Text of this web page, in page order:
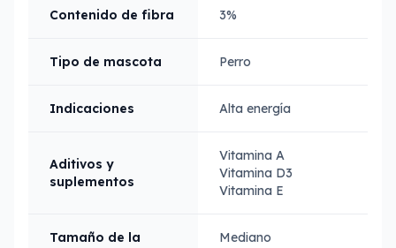
Contenido de fibra 3%
Tipo de mascota Perro
Indicaciones Alta energía
Aditivos y
suplementos
Vitamina A
Vitamina D3
Vitamina E
Tamaño de la
Mediano